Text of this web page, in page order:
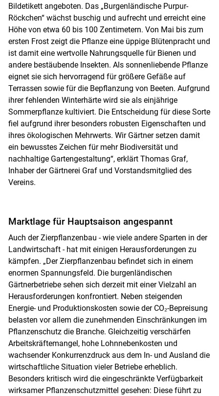
Bildetikett angeboten. Das „Burgenländische Purpur-
Röckchen“ wächst buschig und aufrecht und erreicht eine
Höhe von etwa 60 bis 100 Zentimetern. Von Mai bis zum
ersten Frost zeigt die Pflanze eine üppige Blütenpracht und
ist damit eine wertvolle Nahrungsquelle für Bienen und
andere bestäubende Insekten. Als sonnenliebende Pflanze
eignet sie sich hervorragend für größere Gefäße auf
Terrassen sowie für die Bepflanzung von Beeten. Aufgrund
ihrer fehlenden Winterhärte wird sie als einjährige
Sommerpflanze kultiviert. Die Entscheidung für diese Sorte
fiel aufgrund ihrer besonders robusten Eigenschaften und
ihres ökologischen Mehrwerts. Wir Gärtner setzen damit
ein bewusstes Zeichen für mehr Biodiversität und
nachhaltige Gartengestaltung“, erklärt Thomas Graf,
Inhaber der Gärtnerei Graf und Vorstandsmitglied des
Vereins.
Marktlage für Hauptsaison angespannt
Auch der Zierpflanzenbau - wie viele andere Sparten in der
Landwirtschaft - hat mit einigen Herausforderungen zu
kämpfen. „Der Zierpflanzenbau befindet sich in einem
enormen Spannungsfeld. Die burgenländischen
Gärtnerbetriebe sehen sich derzeit mit einer Vielzahl an
Herausforderungen konfrontiert. Neben steigenden
Energie- und Produktionskosten sowie der CO₂-Bepreisung
belasten vor allem die zunehmenden Einschränkungen im
Pflanzenschutz die Branche. Gleichzeitig verschärfen
Arbeitskräftemangel, hohe Lohnnebenkosten und
wachsender Konkurrenzdruck aus dem In- und Ausland die
wirtschaftliche Situation vieler Betriebe erheblich.
Besonders kritisch wird die eingeschränkte Verfügbarkeit
wirksamer Pflanzenschutzmittel gesehen: Diese führt zu